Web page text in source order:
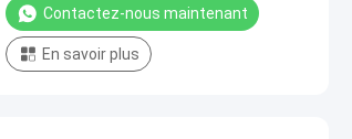
Contactez-nous maintenant
En savoir plus